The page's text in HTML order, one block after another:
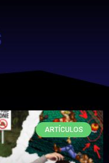
ARTÍCULOS